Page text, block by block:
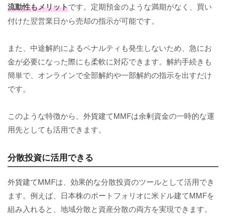
流動性もメリットです。定期預金のような満期がなく、買い
付けた翌営業日から売却の指示が可能です。
また、中途解約によるペナルティも発生しないため、急にお
金が必要になった際にも柔軟に対応できます。解約手続きも
簡単で、オンラインで全部解約や一部解約の指示を出すだけ
です。
このような特徴から、外貨建てMMFは余剰資金の一時的な運
用先としても活用できます。
分散投資に活用できる
外貨建てMMFは、効果的な分散投資のツールとして活用でき
ます。例えば、日本株のポートフォリオに米ドル建てMMFを
組み入れると、地域分散と資産分散の両方を実現できます。